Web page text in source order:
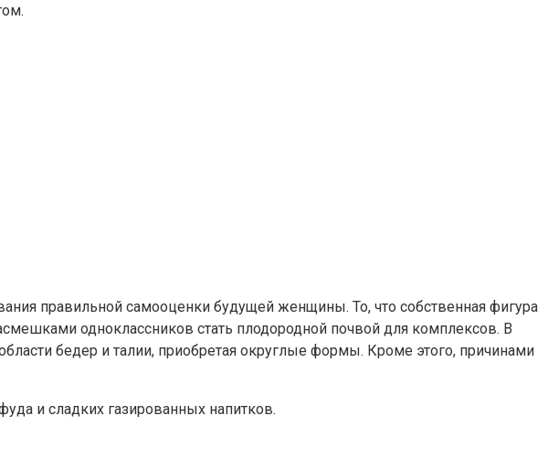
правильной самооценки будущей женщины. То, что собственная фигура
одноклассников стать плодородной почвой для комплексов. В
бедер и талии, приобретая округлые формы. Кроме этого, причинами
и сладких газированных напитков.